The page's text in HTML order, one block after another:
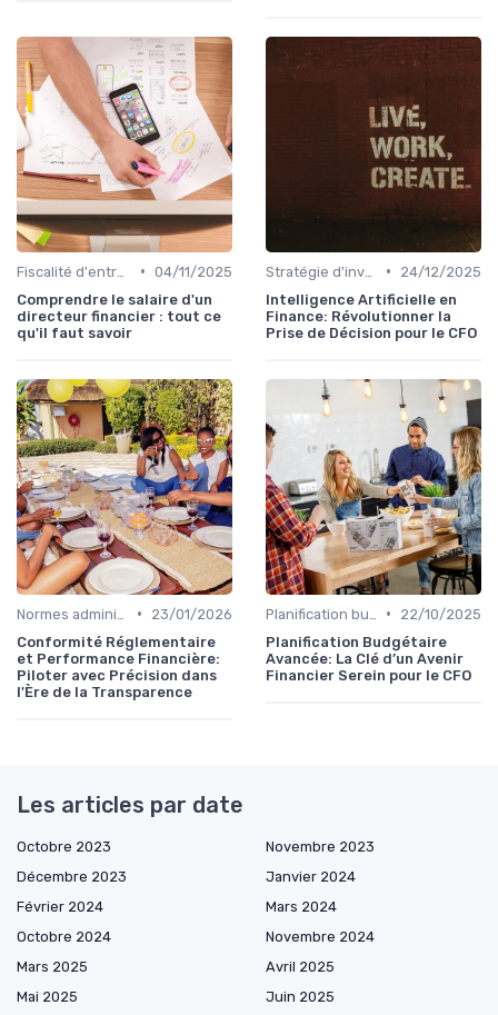
• 04/11/2025
Comprendre le salaire d'un
directeur financier : tout ce
qu'il faut savoir
•
24/12/2025
Intelligence Artificielle en
Finance: Révolutionner la
Prise de Décision pour le CFO
•
23/01/2026
Conformité Réglementaire
et Performance Financière:
Piloter avec Précision dans
l'Ère de la Transparence
•
22/10/2025
Planification Budgétaire
Avancée: La Clé d’un Avenir
Financier Serein pour le CFO
Les articles par date
Octobre 2023
Novembre 2023
Décembre 2023
Janvier 2024
Février 2024
Mars 2024
Octobre 2024
Novembre 2024
Mars 2025
Avril 2025
Mai 2025
Juin 2025